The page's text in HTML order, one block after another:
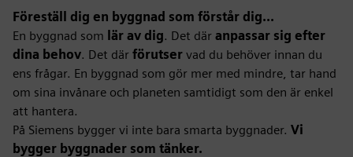
Föreställ dig en byggnad som förstår dig...
En byggnad som lär av dig. Det där anpassar sig efter
dina behov. Det där förutser vad du behöver innan du
ens frågar. En byggnad som gör mer med mindre, tar hand
om sina invånare och planeten samtidigt som den är enkel
att hantera.
På Siemens bygger vi inte bara smarta byggnader. Vi
bygger byggnader som tänker.